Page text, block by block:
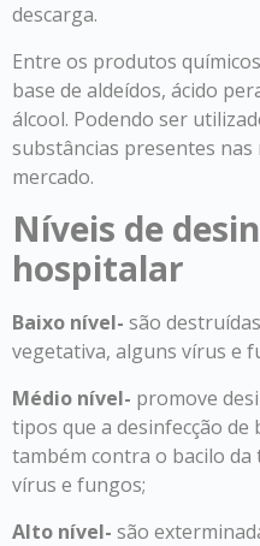
descarga.
Entre os produtos
base de aldeídos, ácido
álcool. Podendo ser
substâncias presentes nas
mercado.
Níveis de
hospitalar
Baixo nível- são
vegetativa, alguns vírus e
Médio nível- promove
tipos que a desinfecção de
também contra o bacilo
vírus e fungos;
Alto nível- são